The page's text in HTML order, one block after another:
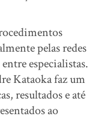
pelas redes
especialistas.
Kataoka faz um
resultados e até
ao